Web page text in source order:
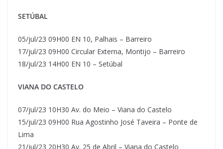
SETÚBAL
05/jul/23 09H00 EN 10, Palhais – Barreiro
17/jul/23 09H00 Circular Externa, Montijo – Barreiro
18/jul/23 14H00 EN 10 – Setúbal
VIANA DO CASTELO
07/jul/23 10H30 Av. do Meio – Viana do Castelo
15/jul/23 09H00 Rua Agostinho José Taveira – Ponte de
Lima
21/jul/23 20H30 Av. 25 de Abril – Viana do Castelo